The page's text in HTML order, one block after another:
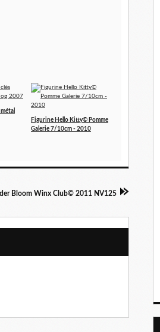
Figurine Hello Kitty© Pomme
Galerie 7/10cm - 2010
Bloom Winx Club© 2011 NV125